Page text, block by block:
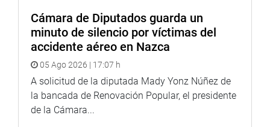
control político de la Comunidad Andina.
Su misión es promover la armonización de las
legislaciones de los países miembros; las relaciones de
cooperación y coordinación con los otros parlamentos, y
con los órganos parlamentarios de integración o
cooperación de terceros países.
OFICINA DE COMUNICACIONES
Cámara de Diputados guarda un
minuto de silencio por víctimas del
accidente aéreo en Nazca
05 Ago 2026 | 17:07 h
A solicitud de la diputada Mady Yonz Núñez de
la bancada de Renovación Popular, el presidente
de la Cámara...